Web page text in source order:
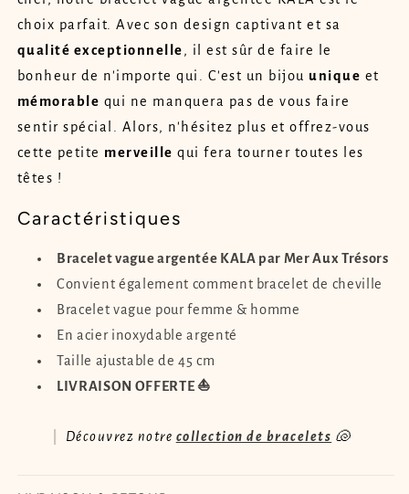
choix parfait. Avec son design captivant et sa
qualité exceptionnelle, il est sûr de faire le
bonheur de n'importe qui. C'est un bijou unique et
mémorable qui ne manquera pas de vous faire
sentir spécial. Alors, n'hésitez plus et offrez-vous
cette petite merveille qui fera tourner toutes les
têtes !
Caractéristiques
Bracelet vague argentée KALA par Mer Aux Trésors
Convient également comment bracelet de cheville
Bracelet vague pour femme & homme
En acier inoxydable argenté
Taille ajustable de 45 cm
LIVRAISON OFFERTE ⛵
Découvrez notre collection de bracelets 🐚